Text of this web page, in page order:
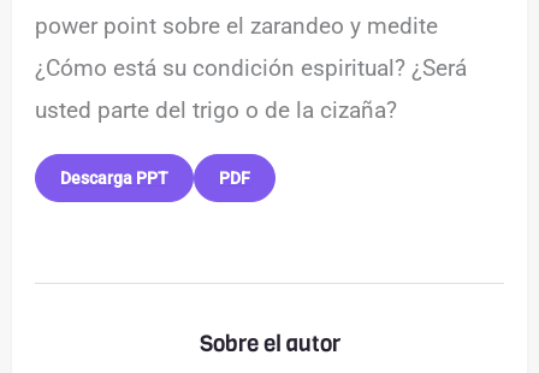
power point sobre el zarandeo y medite
¿Cómo está su condición espiritual? ¿Será
usted parte del trigo o de la cizaña?
Descarga PPT PDF
Sobre el autor